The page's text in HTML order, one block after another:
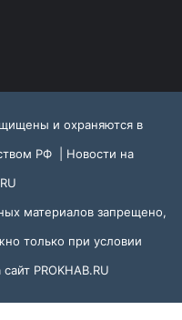
и охраняются в
РФ | Новости на
материалов запрещено,
только при условии
PROKHAB.RU